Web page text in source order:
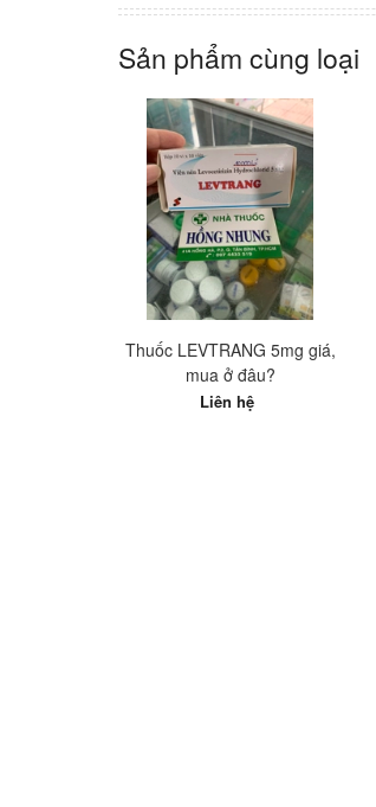
Sản phẩm cùng loại
Thuốc LEVTRANG 5mg giá,
mua ở đâu?
Liên hệ